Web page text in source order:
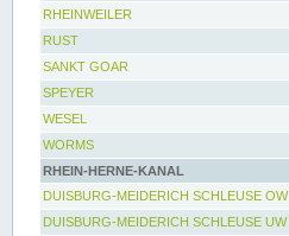
RHEINWEILER
RUST
SANKT GOAR
SPEYER
WESEL
WORMS
RHEIN-HERNE-KANAL
DUISBURG-MEIDERICH SCHLEUSE OW
DUISBURG-MEIDERICH SCHLEUSE UW